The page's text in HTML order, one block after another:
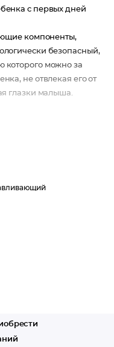
с первых дней
компоненты,
безопасный,
которого можно за
не отвлекая его от
глазки малыша.